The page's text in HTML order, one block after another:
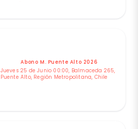
Abono M. Puente Alto 2026
Jueves 25 de Junio 00:00, Balmaceda 265,
Puente Alto, Región Metropolitana, Chile